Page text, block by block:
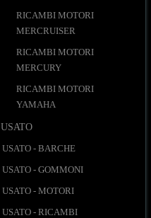
RICAMBI MOTORI
MERCRUISER
RICAMBI MOTORI
MERCURY
RICAMBI MOTORI
YAMAHA
USATO
USATO - BARCHE
USATO - GOMMONI
USATO - MOTORI
USATO - RICAMBI